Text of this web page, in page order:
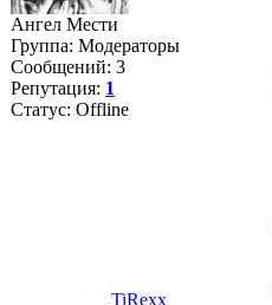
Ангел Мести
Группа: Модераторы
Сообщений: 3
Репутация: 1
Статус: Offline
TiRexx